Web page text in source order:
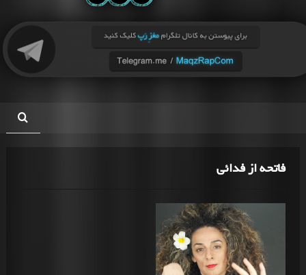
فاتحه از فدائی